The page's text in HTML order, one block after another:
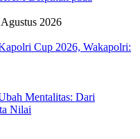
2026
Cup 2026, Wakapolri:
Mentalitas: Dari
Nilai